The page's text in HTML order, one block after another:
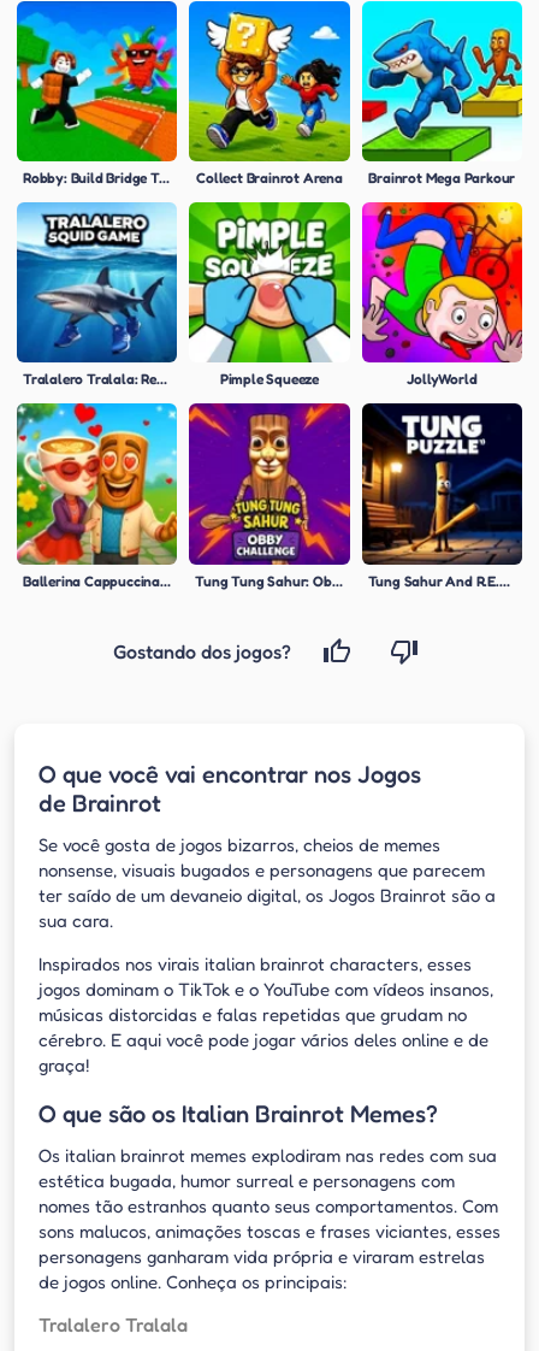
Robby: Build Bridge To Brainrots Collect Brainrot Arena Brainrot Mega Parkour
Tralalero Tralala: Red Light Squid Game Pimple Squeeze JollyWorld
Ballerina Cappuccina First Date Tung Tung Sahur: Obby Challenge Tung Sahur And R.E.P.O Puzzle
Gostando dos jogos?
O que você vai encontrar nos Jogos
de Brainrot
Se você gosta de jogos bizarros, cheios de memes
nonsense, visuais bugados e personagens que parecem
ter saído de um devaneio digital, os Jogos Brainrot são a
sua cara.
Inspirados nos virais italian brainrot characters, esses
jogos dominam o TikTok e o YouTube com vídeos insanos,
músicas distorcidas e falas repetidas que grudam no
cérebro. E aqui você pode jogar vários deles online e de
graça!
O que são os Italian Brainrot Memes?
Os italian brainrot memes explodiram nas redes com sua
estética bugada, humor surreal e personagens com
nomes tão estranhos quanto seus comportamentos. Com
sons malucos, animações toscas e frases viciantes, esses
personagens ganharam vida própria e viraram estrelas
de jogos online. Conheça os principais:
Tralalero Tralala